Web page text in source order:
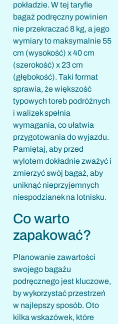
pokładzie. W tej taryfie
bagaż podręczny powinien
nie przekraczać 8 kg, a jego
wymiary to maksymalnie 55
cm (wysokość) x 40 cm
(szerokość) x 23 cm
(głębokość). Taki format
sprawia, że większość
typowych toreb podróżnych
i walizek spełnia
wymagania, co ułatwia
przygotowania do wyjazdu.
Pamiętaj, aby przed
wylotem dokładnie zważyć i
zmierzyć swój bagaż, aby
uniknąć nieprzyjemnych
niespodzianek na lotnisku.
Co warto
zapakować?
Planowanie zawartości
swojego bagażu
podręcznego jest kluczowe,
by wykorzystać przestrzeń
w najlepszy sposób. Oto
kilka wskazówek, które